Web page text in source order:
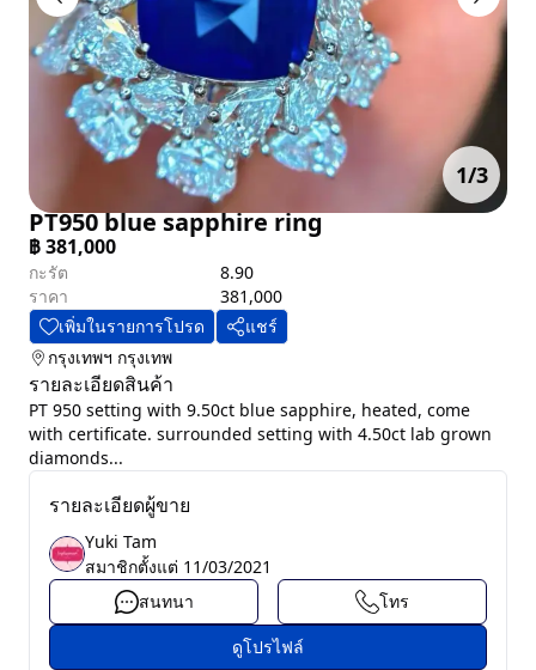
1/3
PT950 blue sapphire ring
฿381,000
กะรัต
8.90
ราคา
381,000
เพิ่มในรายการโปรด
แชร์
กรุงเทพฯ กรุงเทพ
รายละเอียดสินค้า
PT 950 setting with 9.50ct blue sapphire, heated, come
with certificate. surrounded setting with 4.50ct lab grown
diamonds...
รายละเอียดผู้ขาย
Yuki Tam
สมาชิกตั้งแต่ 11/03/2021
สนทนา
โทร
ดูโปรไฟล์